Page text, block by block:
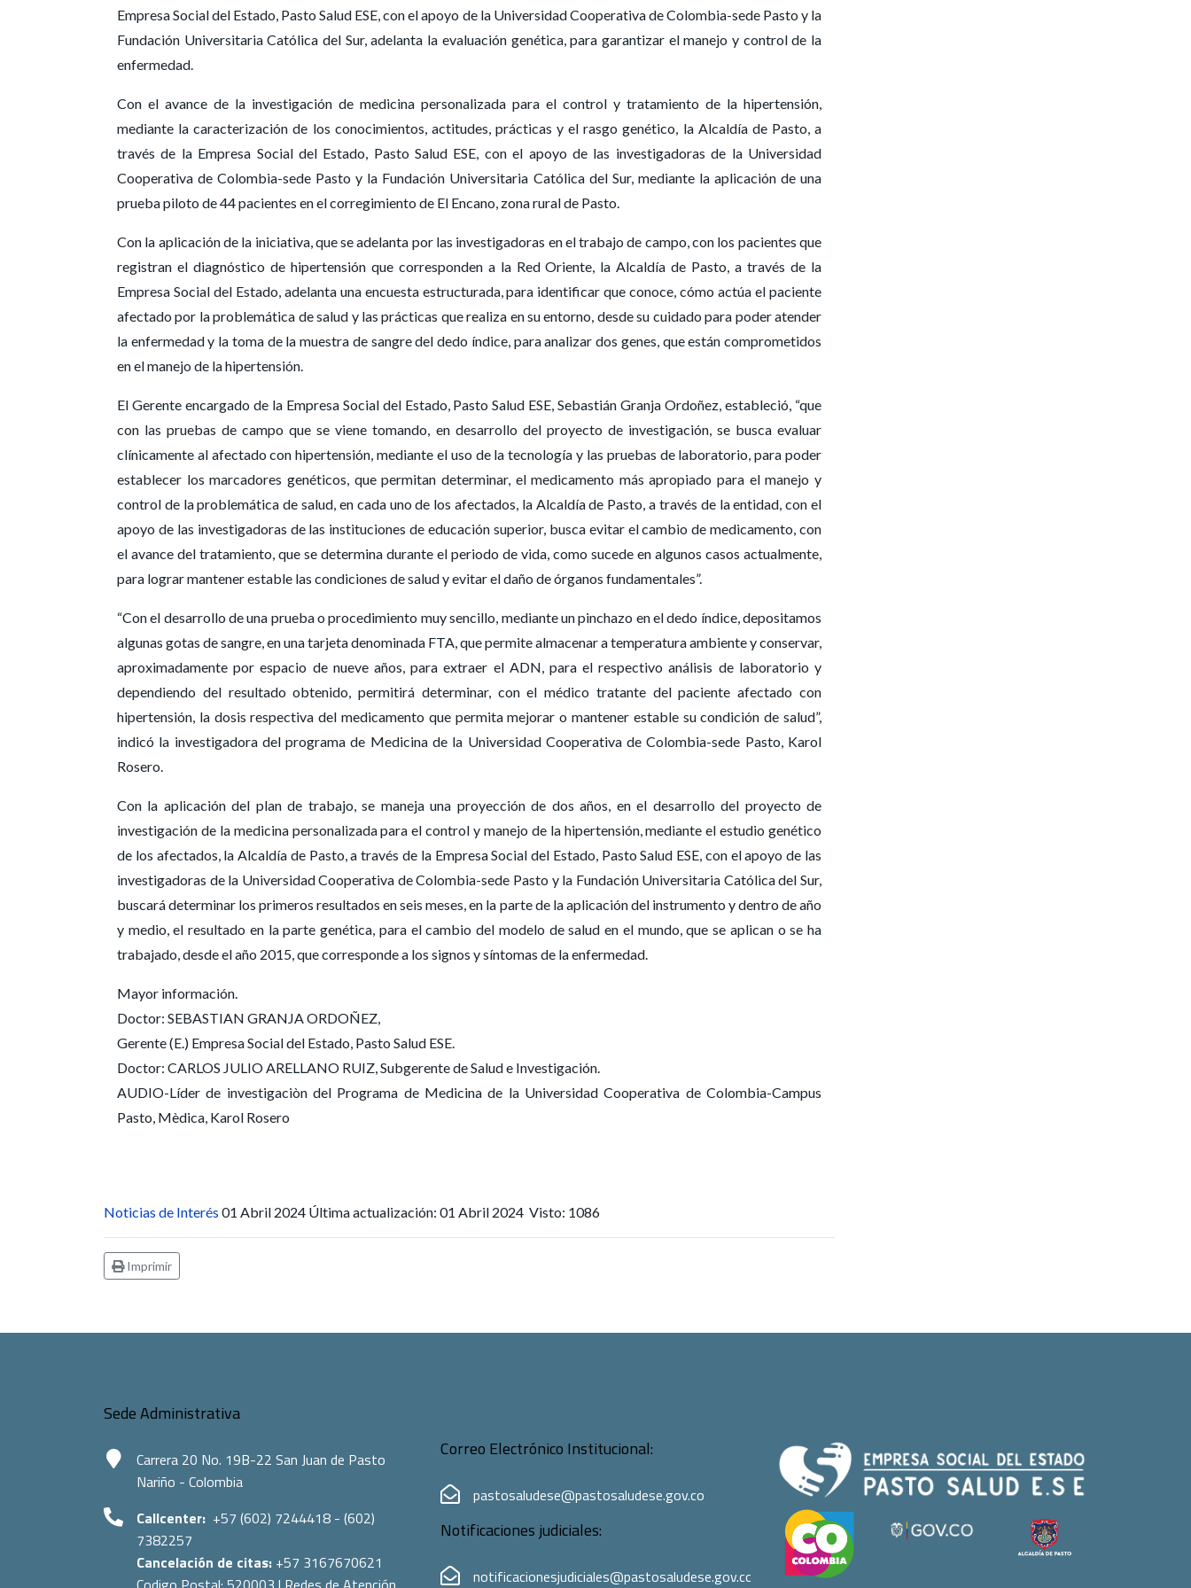
Empresa Social del Estado, Pasto Salud ESE, con el apoyo de la Universidad Cooperativa de Colombia-sede Pasto y la
Fundación Universitaria Católica del Sur, adelanta la evaluación genética, para garantizar el manejo y control de la
enfermedad.
Con el avance de la investigación de medicina personalizada para el control y tratamiento de la hipertensión,
mediante la caracterización de los conocimientos, actitudes, prácticas y el rasgo genético, la Alcaldía de Pasto, a
través de la Empresa Social del Estado, Pasto Salud ESE, con el apoyo de las investigadoras de la Universidad
Cooperativa de Colombia-sede Pasto y la Fundación Universitaria Católica del Sur, mediante la aplicación de una
prueba piloto de 44 pacientes en el corregimiento de El Encano, zona rural de Pasto.
Con la aplicación de la iniciativa, que se adelanta por las investigadoras en el trabajo de campo, con los pacientes que
registran el diagnóstico de hipertensión que corresponden a la Red Oriente, la Alcaldía de Pasto, a través de la
Empresa Social del Estado, adelanta una encuesta estructurada, para identificar que conoce, cómo actúa el paciente
afectado por la problemática de salud y las prácticas que realiza en su entorno, desde su cuidado para poder atender
la enfermedad y la toma de la muestra de sangre del dedo índice, para analizar dos genes, que están comprometidos
en el manejo de la hipertensión.
El Gerente encargado de la Empresa Social del Estado, Pasto Salud ESE, Sebastián Granja Ordoñez, estableció, “que
con las pruebas de campo que se viene tomando, en desarrollo del proyecto de investigación, se busca evaluar
clínicamente al afectado con hipertensión, mediante el uso de la tecnología y las pruebas de laboratorio, para poder
establecer los marcadores genéticos, que permitan determinar, el medicamento más apropiado para el manejo y
control de la problemática de salud, en cada uno de los afectados, la Alcaldía de Pasto, a través de la entidad, con el
apoyo de las investigadoras de las instituciones de educación superior, busca evitar el cambio de medicamento, con
el avance del tratamiento, que se determina durante el periodo de vida, como sucede en algunos casos actualmente,
para lograr mantener estable las condiciones de salud y evitar el daño de órganos fundamentales”.
“Con el desarrollo de una prueba o procedimiento muy sencillo, mediante un pinchazo en el dedo índice, depositamos
algunas gotas de sangre, en una tarjeta denominada FTA, que permite almacenar a temperatura ambiente y conservar,
aproximadamente por espacio de nueve años, para extraer el ADN, para el respectivo análisis de laboratorio y
dependiendo del resultado obtenido, permitirá determinar, con el médico tratante del paciente afectado con
hipertensión, la dosis respectiva del medicamento que permita mejorar o mantener estable su condición de salud”,
indicó la investigadora del programa de Medicina de la Universidad Cooperativa de Colombia-sede Pasto, Karol
Rosero.
Con la aplicación del plan de trabajo, se maneja una proyección de dos años, en el desarrollo del proyecto de
investigación de la medicina personalizada para el control y manejo de la hipertensión, mediante el estudio genético
de los afectados, la Alcaldía de Pasto, a través de la Empresa Social del Estado, Pasto Salud ESE, con el apoyo de las
investigadoras de la Universidad Cooperativa de Colombia-sede Pasto y la Fundación Universitaria Católica del Sur,
buscará determinar los primeros resultados en seis meses, en la parte de la aplicación del instrumento y dentro de año
y medio, el resultado en la parte genética, para el cambio del modelo de salud en el mundo, que se aplican o se ha
trabajado, desde el año 2015, que corresponde a los signos y síntomas de la enfermedad.
Mayor información.
Doctor: SEBASTIAN GRANJA ORDOÑEZ,
Gerente (E.) Empresa Social del Estado, Pasto Salud ESE.
Doctor: CARLOS JULIO ARELLANO RUIZ, Subgerente de Salud e Investigación.
AUDIO-Líder de investigaciòn del Programa de Medicina de la Universidad Cooperativa de Colombia-Campus
Pasto, Mèdica, Karol Rosero
Noticias de Interés 01 Abril 2024 Última actualización: 01 Abril 2024 Visto: 1086
Imprimir
Sede Administrativa
Carrera 20 No. 19B-22 San Juan de Pasto
Nariño - Colombia
Callcenter: +57 (602) 7244418 - (602)
7382257
Cancelación de citas: +57 3167670621
Correo Electrónico Institucional:
pastosaludese@pastosaludese.gov.co
Notificaciones judiciales:
notificacionesjudiciales@pastosaludese.gov.co